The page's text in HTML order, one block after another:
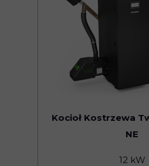
Kocioł Kostrzewa
NE
12 kW